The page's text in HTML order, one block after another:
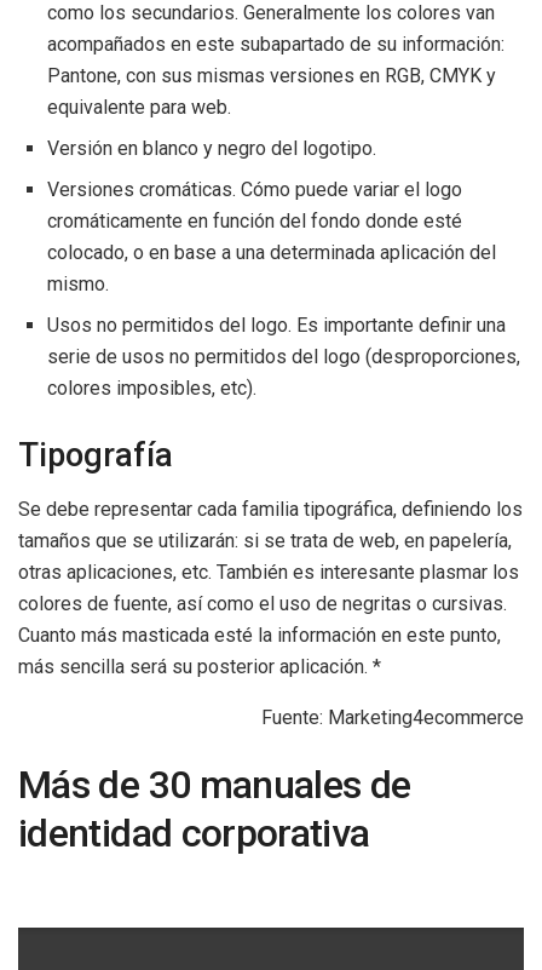
como los secundarios. Generalmente los colores van
acompañados en este subapartado de su información:
Pantone, con sus mismas versiones en RGB, CMYK y
equivalente para web.
Versión en blanco y negro del logotipo.
Versiones cromáticas. Cómo puede variar el logo
cromáticamente en función del fondo donde esté
colocado, o en base a una determinada aplicación del
mismo.
Usos no permitidos del logo. Es importante definir una
serie de usos no permitidos del logo (desproporciones,
colores imposibles, etc).
Tipografía
Se debe representar cada familia tipográfica, definiendo los
tamaños que se utilizarán: si se trata de web, en papelería,
otras aplicaciones, etc. También es interesante plasmar los
colores de fuente, así como el uso de negritas o cursivas.
Cuanto más masticada esté la información en este punto,
más sencilla será su posterior aplicación. *
Fuente: Marketing4ecommerce
Más de 30 manuales de
identidad corporativa